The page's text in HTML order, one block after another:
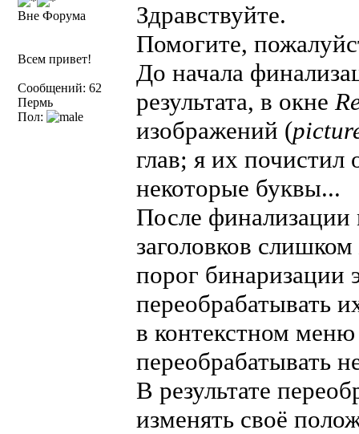
Вне Форума
Всем привет!
Сообщений: 62
Пермь
Пол:
Здравствуйте.
Помогите,
До начала
результата, в окне
изображений (
глав; я их почистил
некоторые буквы...
После финализации
заголовков
порог бинаризации
переобрабатывать
в контекстном
переобрабатывать
В результате
изменять своё